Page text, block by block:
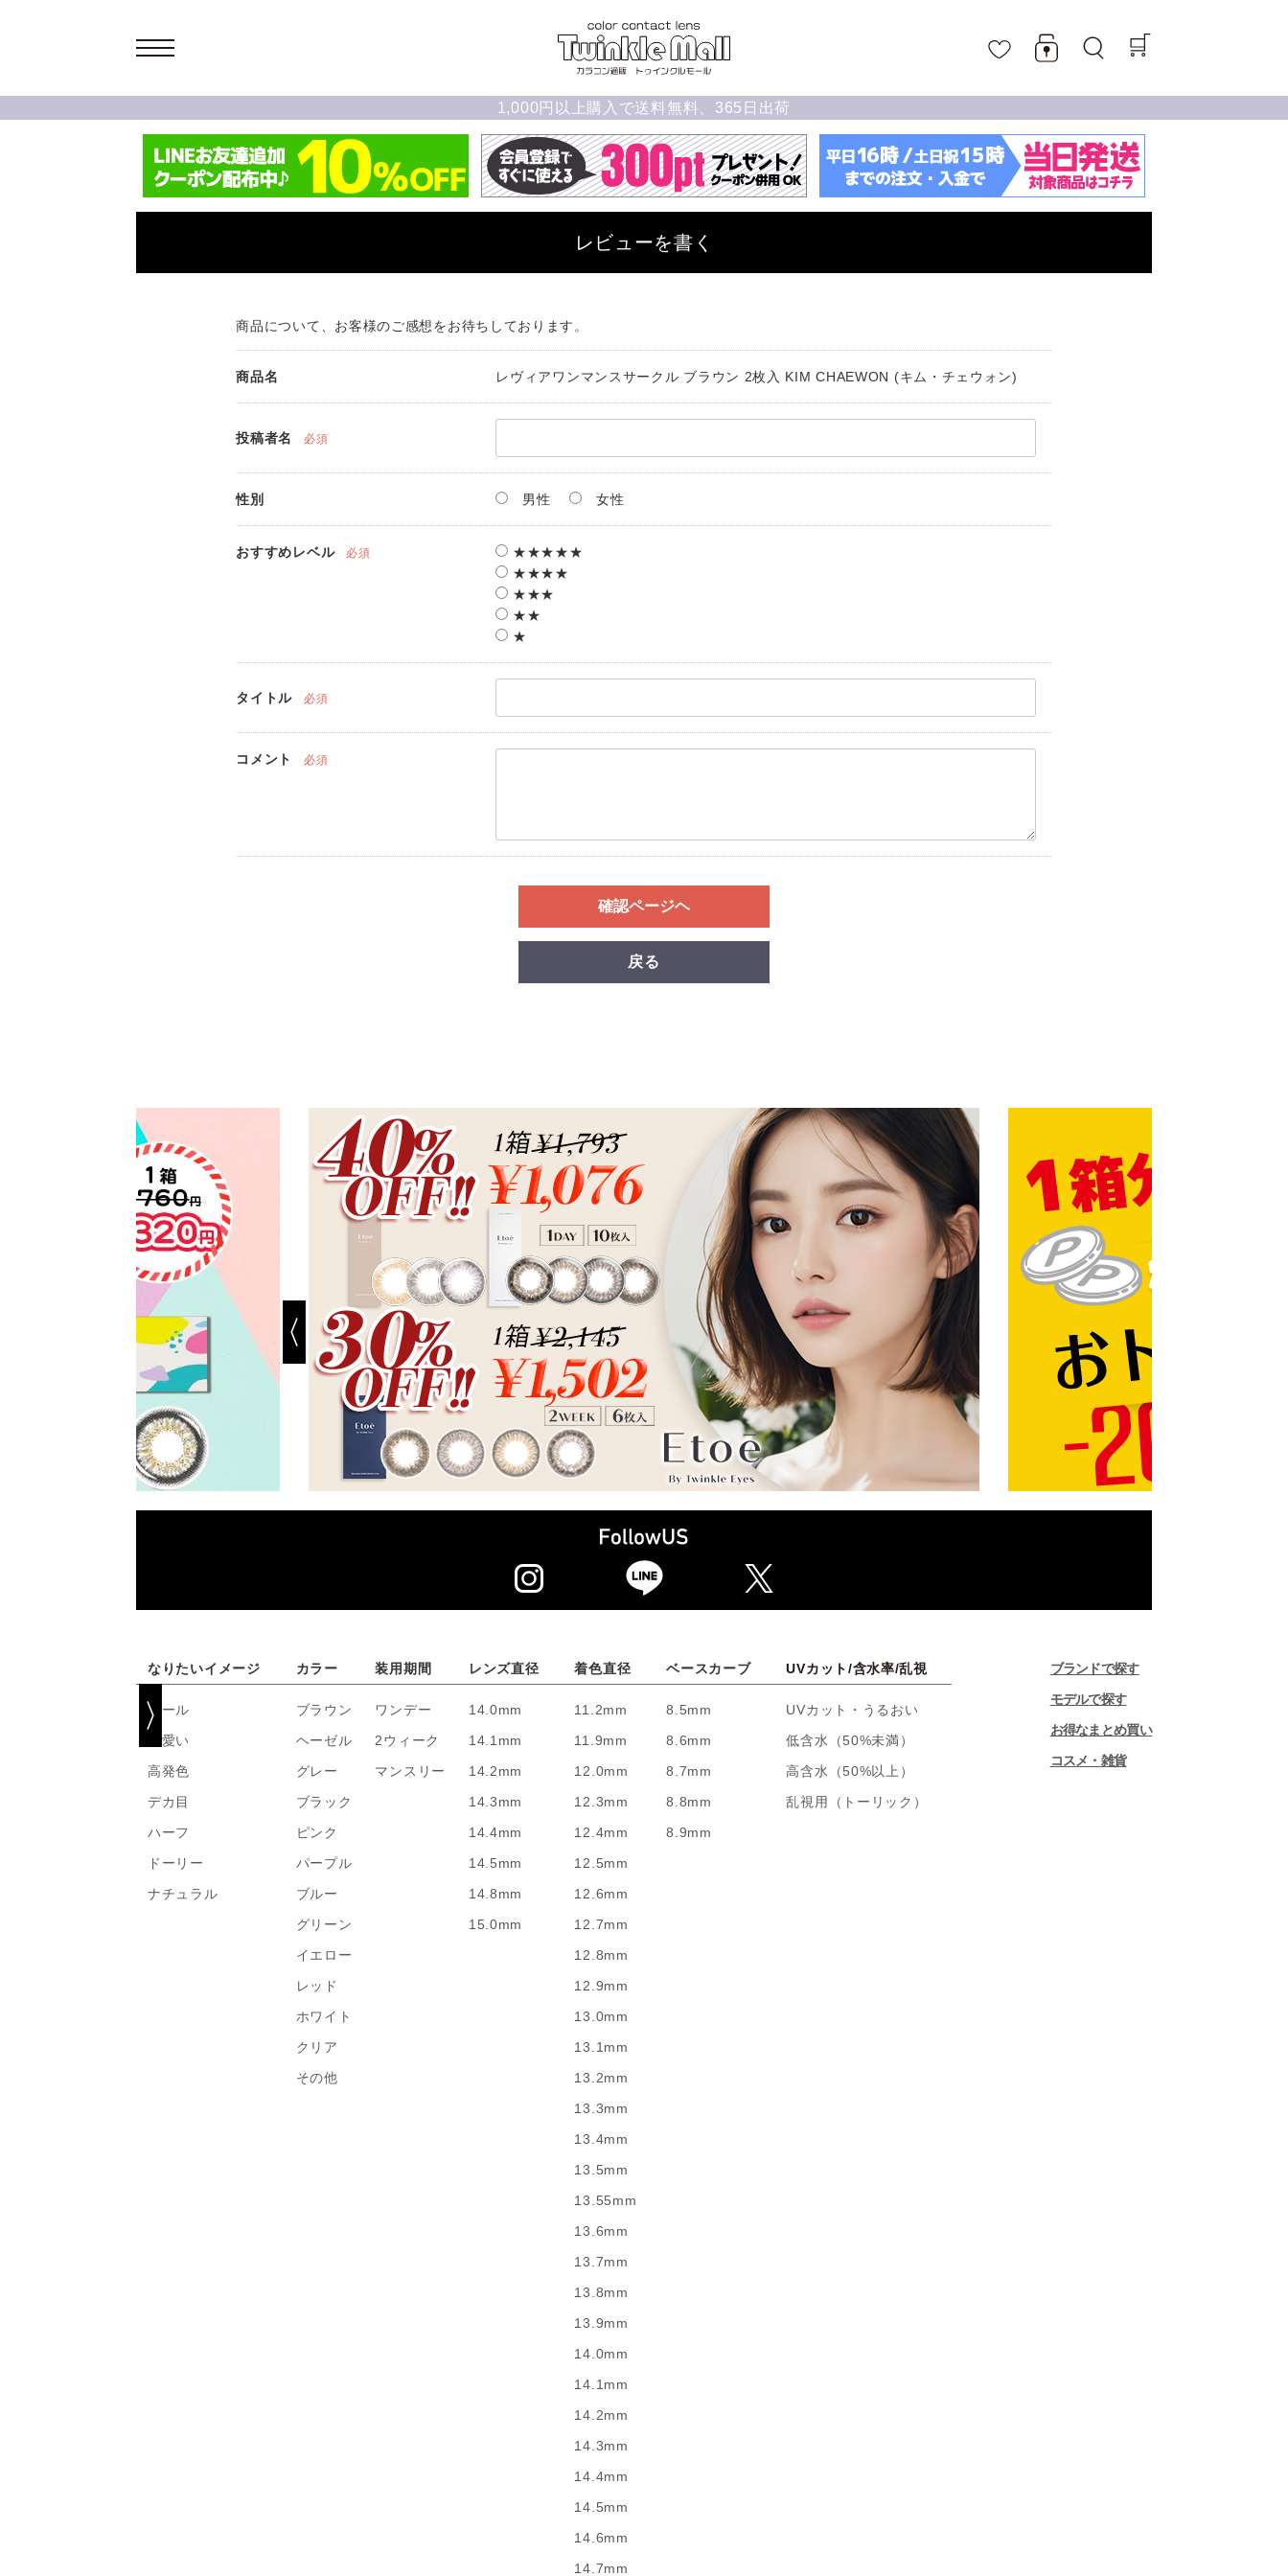
1,000円以上購入で送料無料、365日出荷
レビューを書く
商品について、お客様のご感想をお待ちしております。
商品名 レヴィアワンマンスサークル ブラウン 2枚入 KIM CHAEWON (キム・チェウォン)
投稿者名 必須
性別 男性 女性
おすすめレベル 必須
★★★★★
★★★★
★★★
★★
★
タイトル 必須
コメント 必須
確認ページヘ
戻る
なりたいイメージ
クール
可愛い
高発色
デカ目
ハーフ
ドーリー
ナチュラル
カラー
ブラウン
ヘーゼル
グレー
ブラック
ピンク
パープル
ブルー
グリーン
イエロー
レッド
ホワイト
クリア
その他
装用期間
ワンデー
2ウィーク
マンスリー
レンズ直径
14.0mm
14.1mm
14.2mm
14.3mm
14.4mm
14.5mm
14.8mm
15.0mm
着色直径
11.2mm
11.9mm
12.0mm
12.3mm
12.4mm
12.5mm
12.6mm
12.7mm
12.8mm
12.9mm
13.0mm
13.1mm
13.2mm
13.3mm
13.4mm
13.5mm
13.55mm
13.6mm
13.7mm
13.8mm
13.9mm
14.0mm
14.1mm
14.2mm
14.3mm
14.4mm
14.5mm
14.6mm
14.7mm
ベースカーブ
8.5mm
8.6mm
8.7mm
8.8mm
8.9mm
UVカット/含水率/乱視
UVカット・うるおい
低含水（50%未満）
高含水（50%以上）
乱視用（トーリック）
ブランドで探す
モデルで探す
お得なまとめ買い
コスメ・雑貨